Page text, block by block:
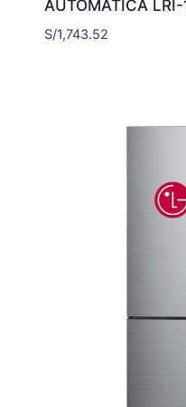
AUTOMÁTICA LRI-
S/1,743.52